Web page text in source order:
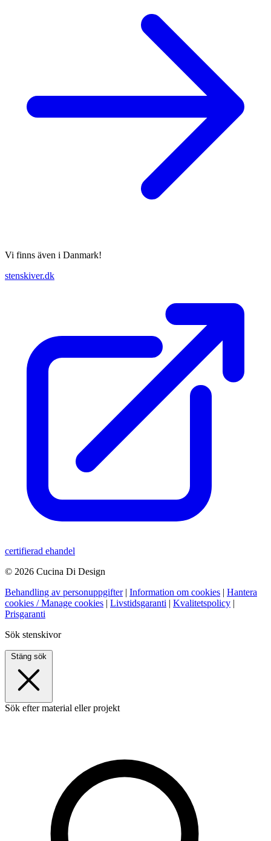
Vi finns även i Danmark!
stenskiver.dk
certifierad ehandel
© 2026 Cucina Di Design
Behandling av personuppgifter | Information om cookies | Hantera
cookies / Manage cookies | Livstidsgaranti | Kvalitetspolicy |
Prisgaranti
Sök stenskivor
Stäng sök
Sök efter material eller projekt